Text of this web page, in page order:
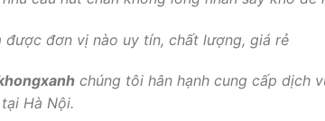
được đơn vị nào uy tín, chất lượng, giá rẻ
chúng tôi hân hạnh cung cấp dịch
Hà Nội.